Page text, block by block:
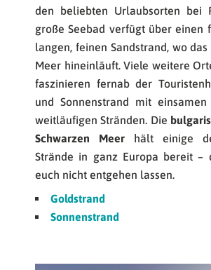
den beliebten Urlaubsorten bei
große Seebad verfügt über einen
langen, feinen Sandstrand, wo
Meer hineinläuft. Viele weitere
faszinieren fernab der
und Sonnenstrand mit einsamen
weitläufigen Stränden. Die
Schwarzen Meer hält einige
Strände in ganz Europa bereit –
euch nicht entgehen lassen.
Goldstrand
Sonnenstrand